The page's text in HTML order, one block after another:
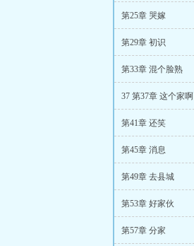
第25章 哭嫁
第29章 初识
第33章 混个脸熟
37 第37章 这个家啊
第41章 还笑
第45章 消息
第49章 去县城
第53章 好家伙
第57章 分家